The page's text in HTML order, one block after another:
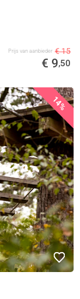
Prijs van aanbieder € 15
€ 9,50
14%